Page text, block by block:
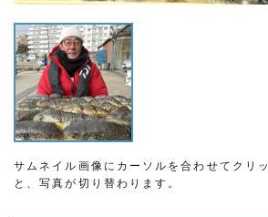
サムネイル画像にカーソルを合わせてクリ
と、写真が切り替わります。